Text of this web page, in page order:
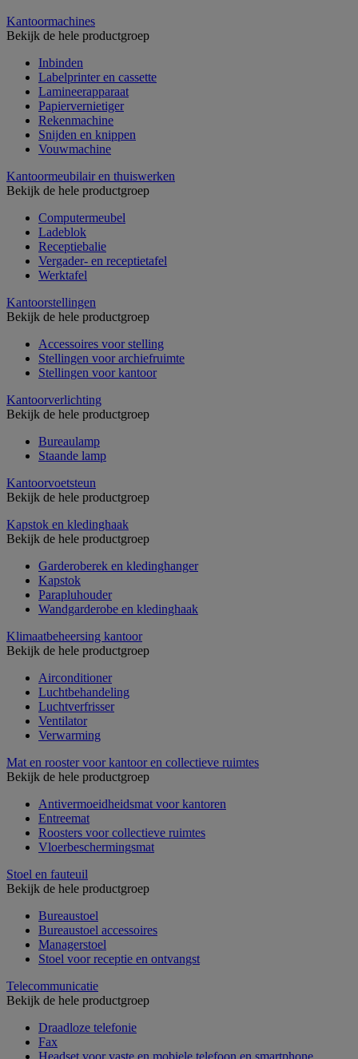
Kantoormachines
Bekijk de hele productgroep
Inbinden
Labelprinter en cassette
Lamineerapparaat
Papiervernietiger
Rekenmachine
Snijden en knippen
Vouwmachine
Kantoormeubilair en thuiswerken
Bekijk de hele productgroep
Computermeubel
Ladeblok
Receptiebalie
Vergader- en receptietafel
Werktafel
Kantoorstellingen
Bekijk de hele productgroep
Accessoires voor stelling
Stellingen voor archiefruimte
Stellingen voor kantoor
Kantoorverlichting
Bekijk de hele productgroep
Bureaulamp
Staande lamp
Kantoorvoetsteun
Bekijk de hele productgroep
Kapstok en kledinghaak
Bekijk de hele productgroep
Garderoberek en kledinghanger
Kapstok
Parapluhouder
Wandgarderobe en kledinghaak
Klimaatbeheersing kantoor
Bekijk de hele productgroep
Airconditioner
Luchtbehandeling
Luchtverfrisser
Ventilator
Verwarming
Mat en rooster voor kantoor en collectieve ruimtes
Bekijk de hele productgroep
Antivermoeidheidsmat voor kantoren
Entreemat
Roosters voor collectieve ruimtes
Vloerbeschermingsmat
Stoel en fauteuil
Bekijk de hele productgroep
Bureaustoel
Bureaustoel accessoires
Managerstoel
Stoel voor receptie en ontvangst
Telecommunicatie
Bekijk de hele productgroep
Draadloze telefonie
Fax
Headset voor vaste en mobiele telefoon en smartphone